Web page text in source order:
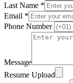
Last Name *
Email *
Phone Number
Message
Resume Upload